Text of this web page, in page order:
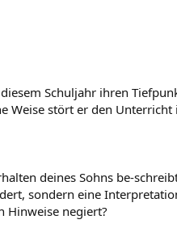
Schuljahr ihren
Weise stört er den
deines Sohns be-
sondern eine
Hinweise negiert?